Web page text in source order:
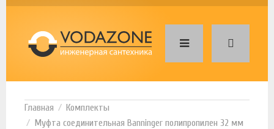
Комплекты
Муфта соединительная Banninger полипропилен 32 мм